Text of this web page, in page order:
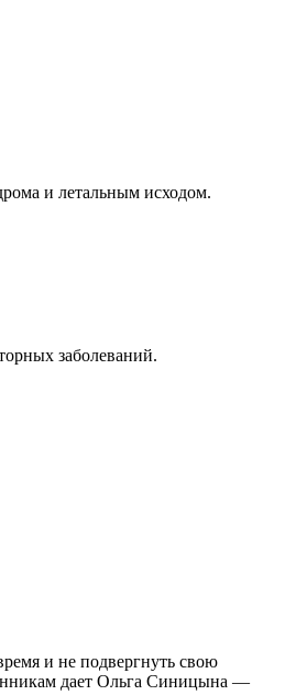
и летальным исходом.
заболеваний.
и не подвергнуть свою
дает Ольга Синицына —